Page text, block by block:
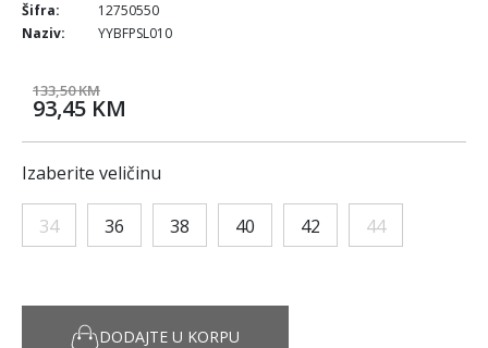
Šifra:
12750550
Naziv:
YYBFPSL010
133,50 KM
93,45 KM
Izaberite veličinu
34 36 38 40 42 44
DODAJTE U KORPU